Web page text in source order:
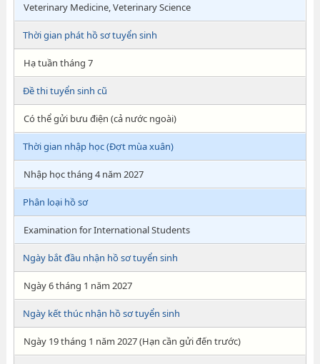
Veterinary Medicine, Veterinary Science
Thời gian phát hồ sơ tuyển sinh
Hạ tuần tháng 7
Đề thi tuyển sinh cũ
Có thể gửi bưu điện (cả nước ngoài)
Thời gian nhập học (Đợt mùa xuân)
Nhập học tháng 4 năm 2027
Phân loại hồ sơ
Examination for International Students
Ngày bắt đầu nhận hồ sơ tuyển sinh
Ngày 6 tháng 1 năm 2027
Ngày kết thúc nhận hồ sơ tuyển sinh
Ngày 19 tháng 1 năm 2027 (Hạn cần gửi đến trước)